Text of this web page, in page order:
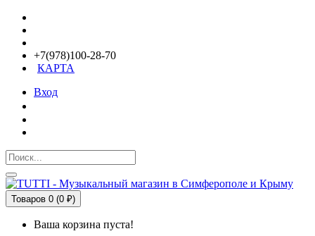
+7(978)100-28-70
КАРТА
Вход
Товаров 0 (0 ₽)
Ваша корзина пуста!